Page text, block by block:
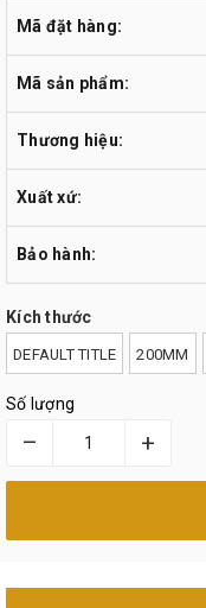
Mã đặt hàng:
Mã sản phẩm:
Thương hiệu:
Xuất xứ:
Bảo hành:
Kích thước
DEFAULT TITLE 200MM
Số lượng
– +